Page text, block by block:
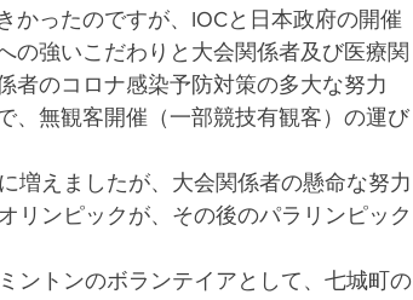
かったのですが、IOCと日本政府の開催
の強いこだわりと大会関係者及び医療関
者のコロナ感染予防対策の多大な努力
、無観客開催（一部競技有観客）の運び
増えましたが、大会関係者の懸命な努力
リンピックが、その後のパラリンピック
ントンのボランテイアとして、七城町の